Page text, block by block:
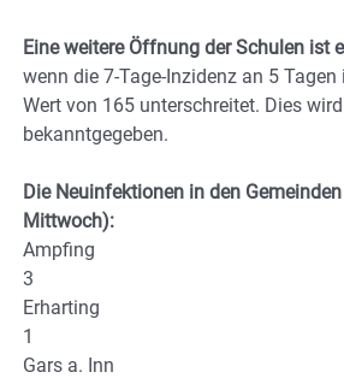
Eine weitere Öffnung der Schulen ist
wenn die 7-Tage-Inzidenz an 5 Tagen
Wert von 165 unterschreitet. Dies
bekanntgegeben.
Die Neuinfektionen in den
Mittwoch):
Ampfing
3
Erharting
1
Gars a. Inn